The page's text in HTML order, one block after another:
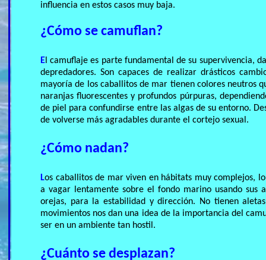
influencia en estos casos muy baja.
¿Cómo se camuflan?
E l camuflaje es parte fundamental de su supervivencia,
depredadores. Son capaces de realizar drásticos
mayoría de los caballitos de mar tienen colores neutros
naranjas fluorescentes y profundos púrpuras,
de piel para confundirse entre las algas de su entorno.
de volverse más agradables durante el cortejo sexual.
¿Cómo nadan?
Los caballitos de mar viven en hábitats muy complejos,
a vagar lentamente sobre el fondo marino usando sus
orejas, para la estabilidad y dirección. No tienen
movimientos nos dan una idea de la importancia del
ser en un ambiente tan hostil.
¿Cuánto se desplazan?